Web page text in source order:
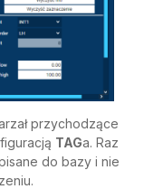
przychodzące
TAGa. Raz
do bazy i nie